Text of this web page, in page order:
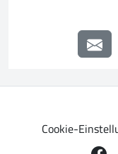
Cookie-